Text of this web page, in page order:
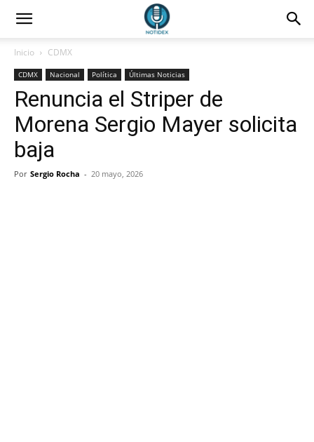
Inicio CDMX
CDMX Nacional Política Últimas Noticias
Renuncia el Striper de
Morena Sergio Mayer solicita
baja
Por Sergio Rocha - 20 mayo, 2026